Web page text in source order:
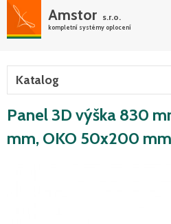
Amstor s.r.o.
kompletní systémy oplocení
Katalog
Panel 3D výška 830
mm, OKO 50x200